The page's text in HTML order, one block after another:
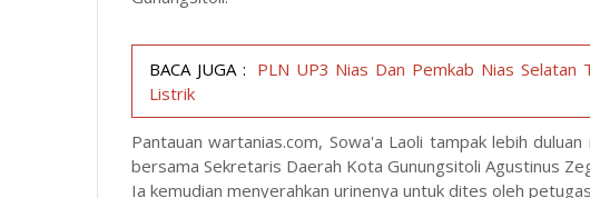
BACA JUGA : PLN UP3 Nias Dan Pemkab Nias Selatan
Listrik
Pantauanwartanias.com, Sowa'a Laoli tampak lebih
bersama Sekretaris Daerah Kota Gunungsitoli Agustinus
Ia kemudian menyerahkan urinenya untuk dites oleh